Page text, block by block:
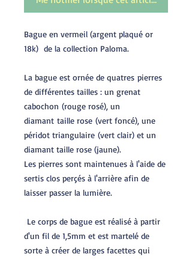
Bague en vermeil (argent plaqué or
18k) de la collection Paloma.
La bague est ornée de quatres pierres
de différentes tailles : un grenat
cabochon (rouge rosé), un
diamant taille rose (vert foncé), une
péridot triangulaire (vert clair) et un
diamant taille rose (jaune).
Les pierres sont maintenues à l'aide de
sertis clos perçés à l'arrière afin de
laisser passer la lumière.
Le corps de bague est réalisé à partir
d'un fil de 1,5mm et est martelé de
sorte à créer de larges facettes qui